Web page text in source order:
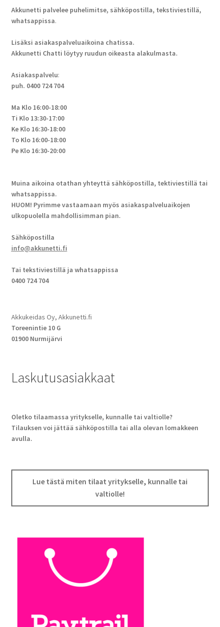
Akkunetti palvelee puhelimitse, sähköpostilla, tekstiviestillä,
whatsappissa.
Lisäksi asiakaspalveluaikoina chatissa.
Akkunetti Chatti löytyy ruudun oikeasta alakulmasta.
Asiakaspalvelu:
puh. 0400 724 704
Ma Klo 16:00-18:00
Ti Klo 13:30-17:00
Ke Klo 16:30-18:00
To Klo 16:00-18:00
Pe Klo 16:30-20:00
Muina aikoina otathan yhteyttä sähköpostilla, tektiviestillä tai
whatsappissa.
HUOM! Pyrimme vastaamaan myös asiakaspalveluaikojen
ulkopuolella mahdollisimman pian.
Sähköpostilla
info@akkunetti.fi
Tai tekstiviestillä ja whatsappissa
0400 724 704
Akkukeidas Oy, Akkunetti.fi
Toreenintie 10 G
01900 Nurmijärvi
Laskutusasiakkaat
Oletko tilaamassa yritykselle, kunnalle tai valtiolle?
Tilauksen voi jättää sähköpostilla tai alla olevan lomakkeen
avulla.
Lue tästä miten tilaat yritykselle, kunnalle tai
valtiolle!